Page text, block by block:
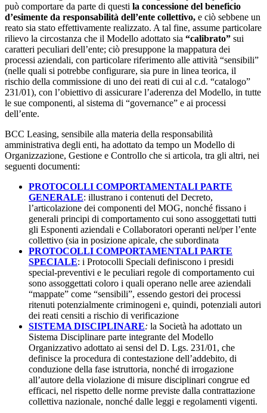
può comportare da parte di questi la concessione del beneficio
d’esimente da responsabilità dell’ente collettivo, e ciò sebbene un
reato sia stato effettivamente realizzato. A tal fine, assume particolare
rilievo la circostanza che il Modello adottato sia “calibrato” sui
caratteri peculiari dell’ente; ciò presuppone la mappatura dei
processi aziendali, con particolare riferimento alle attività “sensibili”
(nelle quali si potrebbe configurare, sia pure in linea teorica, il
rischio della commissione di uno dei reati di cui al c.d. “catalogo”
231/01), con l’obiettivo di assicurare l’aderenza del Modello, in tutte
le sue componenti, al sistema di “governance” e ai processi
dell’ente.
BCC Leasing, sensibile alla materia della responsabilità
amministrativa degli enti, ha adottato da tempo un Modello di
Organizzazione, Gestione e Controllo che si articola, tra gli altri, nei
seguenti documenti:
PROTOCOLLI COMPORTAMENTALI PARTE
GENERALE: illustrano i contenuti del Decreto,
l’articolazione dei componenti del MOG, nonché fissano i
generali principi di comportamento cui sono assoggettati tutti
gli Esponenti aziendali e Collaboratori operanti nel/per l’ente
collettivo (sia in posizione apicale, che subordinata
PROTOCOLLI COMPORTAMENTALI PARTE
SPECIALE: i Protocolli Speciali definiscono i presidi
special-preventivi e le peculiari regole di comportamento cui
sono assoggettati coloro i quali operano nelle aree aziendali
“mappate” come “sensibili”, essendo gestori dei processi
ritenuti potenzialmente criminogeni e, quindi, potenziali autori
dei reati censiti a rischio di verificazione
SISTEMA DISCIPLINARE: la Società ha adottato un
Sistema Disciplinare parte integrante del Modello
Organizzativo adottato ai sensi del D. Lgs. 231/01, che
definisce la procedura di contestazione dell’addebito, di
conduzione della fase istruttoria, nonché di irrogazione
all’autore della violazione di misure disciplinari congrue ed
efficaci, nel rispetto delle norme previste dalla contrattazione
collettiva nazionale, nonché dalle leggi e regolamenti vigenti.